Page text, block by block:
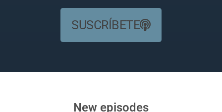
SUSCRÍBETE
New episodes